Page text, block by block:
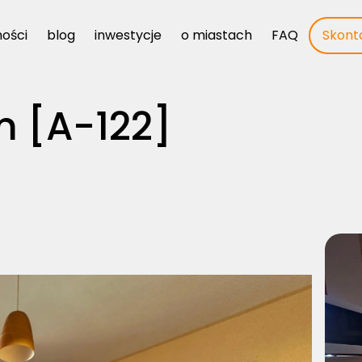
blog inwestycje o miastach FAQ
blog inwestycje o miastach FAQ
[A-122]